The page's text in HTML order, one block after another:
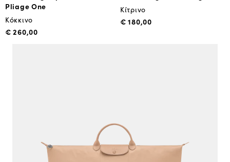
Pliage One
Κόκκινο
€ 260,00
Κίτρινο
€ 180,00